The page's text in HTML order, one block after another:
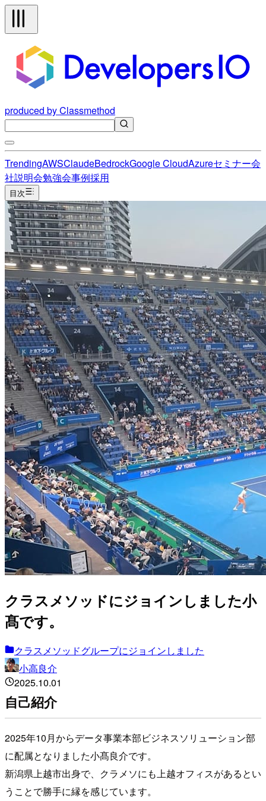
produced by Classmethod
TrendingAWSClaudeBedrockGoogle CloudAzureセミナー会
社説明会勉強会事例採用
目次
クラスメソッドにジョインしました小
髙です。
クラスメソッドグループにジョインしました
小高良介
2025.10.01
自己紹介
2025年10月からデータ事業本部ビジネスソリューション部
に配属となりました小髙良介です。
新潟県上越市出身で、クラメソにも上越オフィスがあるとい
うことで勝手に縁を感じています。